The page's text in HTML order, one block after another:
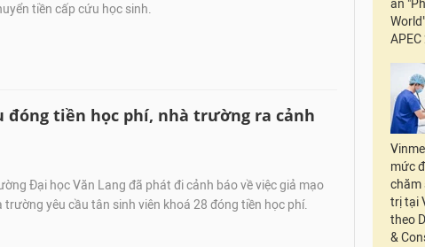
tiền cấp cứu học sinh.
đóng tiền học phí, nhà trường ra cảnh
Đại học Văn Lang đã phát đi cảnh báo về việc giả mạo
yêu cầu tân sinh viên khoá 28 đóng tiền học phí.
án
mức
chăm
trị tại
theo
&